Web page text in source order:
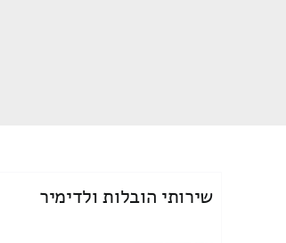
שירותי הובלות ולדימיר